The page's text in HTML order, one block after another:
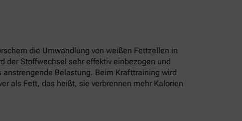
die Umwandlung von weißen Fettzellen in
der Stoffwechsel sehr effektiv einbezogen und
Belastung. Beim Krafttraining wird
als Fett, das heißt, sie verbrennen mehr Kalorien